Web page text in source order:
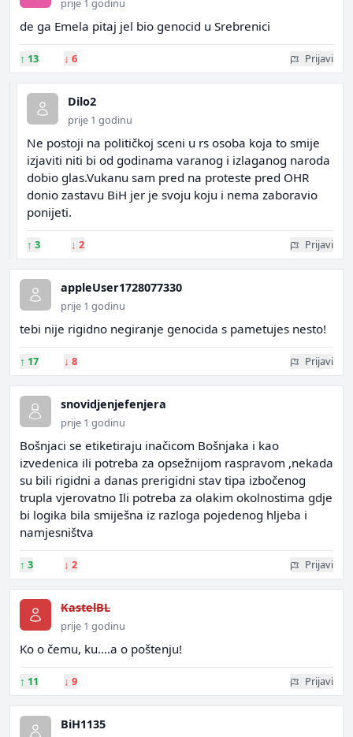
prije 1 godinu
de ga Emela pitaj jel bio genocid u Srebrenici
↑ 13 ↓ 6 Prijavi
Dilo2
prije 1 godinu
Ne postoji na političkoj sceni u rs osoba koja to smije
izjaviti niti bi od godinama varanog i izlaganog naroda
dobio glas.Vukanu sam pred na proteste pred OHR
donio zastavu BiH jer je svoju koju i nema zaboravio
ponijeti.
↑ 3 ↓ 2 Prijavi
appleUser1728077330
prije 1 godinu
tebi nije rigidno negiranje genocida s pametujes nesto!
↑ 17 ↓ 8 Prijavi
snovidjenjefenjera
prije 1 godinu
Bošnjaci se etiketiraju inačicom Bošnjaka i kao
izvedenica ili potreba za opsežnijom raspravom ,nekada
su bili rigidni a danas prerigidni stav tipa izbočenog
trupla vjerovatno Ili potreba za olakim okolnostima gdje
bi logika bila smiješna iz razloga pojedenog hljeba i
namjesništva
↑ 3 ↓ 2 Prijavi
KastelBL
prije 1 godinu
Ko o čemu, ku....a o poštenju!
↑ 11 ↓ 9 Prijavi
BiH1135